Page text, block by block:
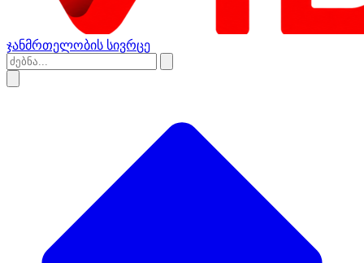
ჯანმრთელობის სივრცე